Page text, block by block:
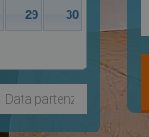
29 30
l'accesso dell'utente e la
da applicazioni basate sul
generico utilizzato per
Normalmente è un
viene utilizzato può essere
è mantenere uno stato di